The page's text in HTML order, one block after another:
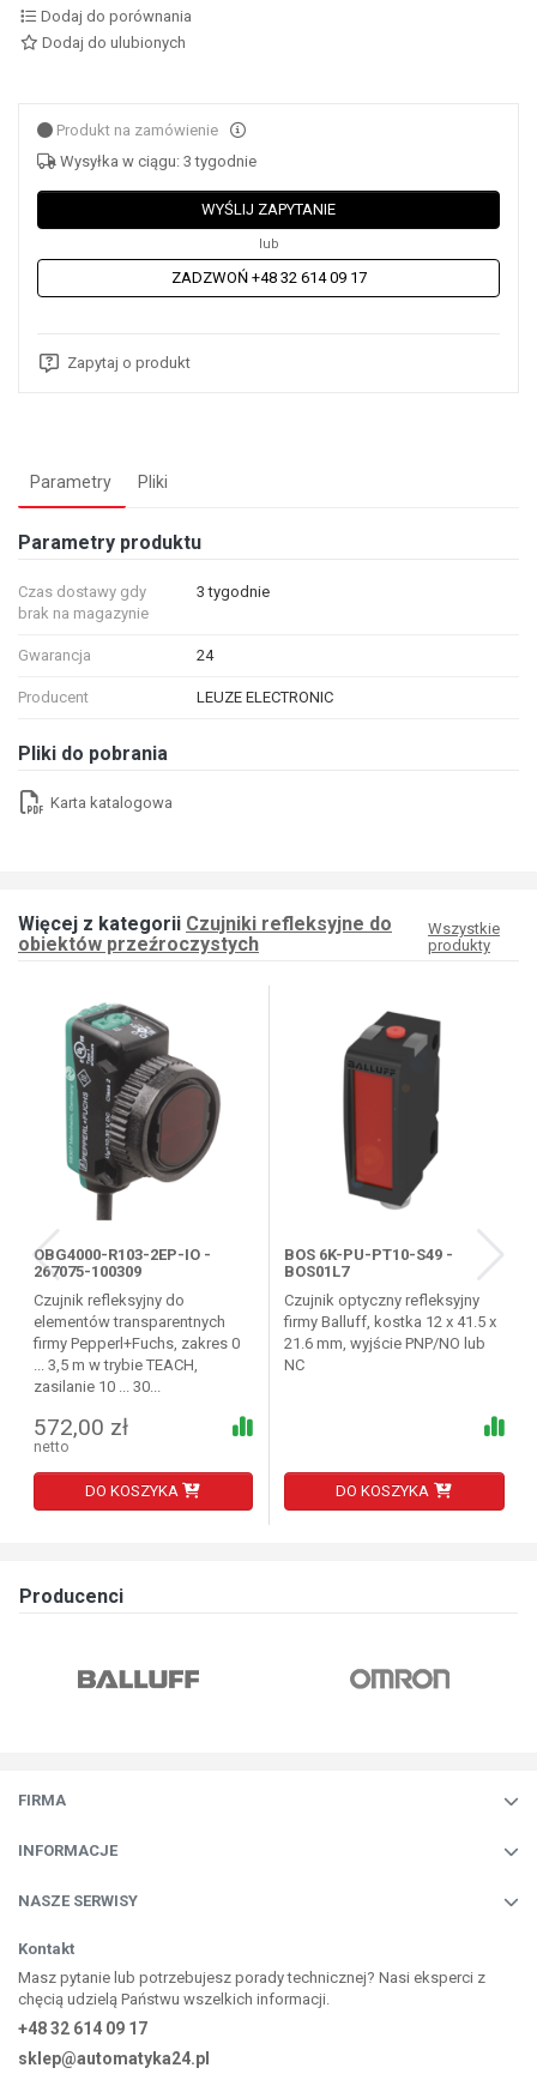
Dodaj do porównania
Dodaj do ulubionych
Produkt na zamówienie
Wysyłka w ciągu: 3 tygodnie
WYŚLIJ ZAPYTANIE
lub
ZADZWOŃ +48 32 614 09 17
Zapytaj o produkt
Parametry Pliki
Parametry produktu
Czas dostawy gdy
brak na magazynie
3 tygodnie
Gwarancja 24
Producent LEUZE ELECTRONIC
Pliki do pobrania
Karta katalogowa
Więcej z kategorii Czujniki refleksyjne do
obiektów przeźroczystych
Wszystkie
produkty
OBG4000-R103-2EP-IO -
267075-100309
Czujnik refleksyjny do
elementów transparentnych
firmy Pepperl+Fuchs, zakres 0
... 3,5 m w trybie TEACH,
zasilanie 10 ... 30...
572,00 zł
netto
DO KOSZYKA
BOS 6K-PU-PT10-S49 -
BOS01L7
Czujnik optyczny refleksyjny
firmy Balluff, kostka 12 x 41.5 x
21.6 mm, wyjście PNP/NO lub
NC
DO KOSZYKA
Producenci
FIRMA
INFORMACJE
NASZE SERWISY
Kontakt
Masz pytanie lub potrzebujesz porady technicznej? Nasi eksperci z
chęcią udzielą Państwu wszelkich informacji.
+48 32 614 09 17
sklep@automatyka24.pl